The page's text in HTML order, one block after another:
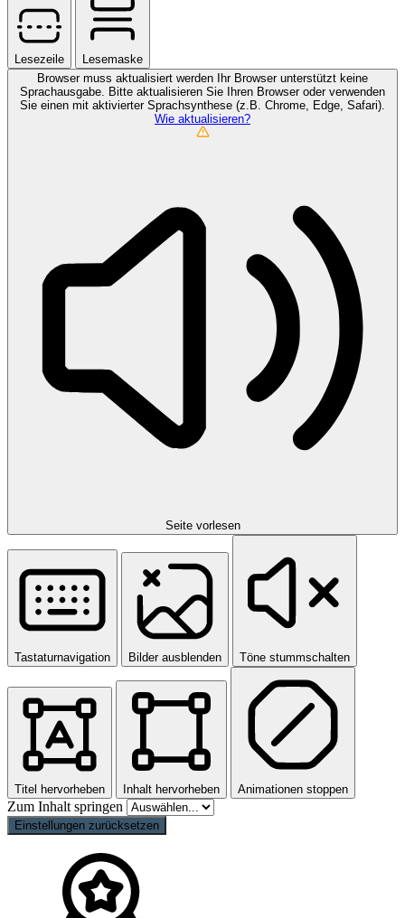
Lesezeile
Lesemaske
Browser muss aktualisiert werden
Ihr Browser unterstützt keine
Sprachausgabe. Bitte aktualisieren Sie Ihren Browser oder verwenden
Sie einen mit aktivierter Sprachsynthese (z.B. Chrome, Edge, Safari).
Wie aktualisieren?
Seite vorlesen
Tastaturnavigation Bilder ausblenden Töne stummschalten
Titel hervorheben Inhalt hervorheben Animationen stoppen
Zum Inhalt springen
Einstellungen zurücksetzen